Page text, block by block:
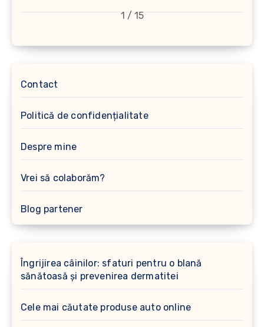
1 / 15
Contact
Politică de confidențialitate
Despre mine
Vrei să colaborăm?
Blog partener
Îngrijirea câinilor: sfaturi pentru o blană
sănătoasă și prevenirea dermatitei
Cele mai căutate produse auto online